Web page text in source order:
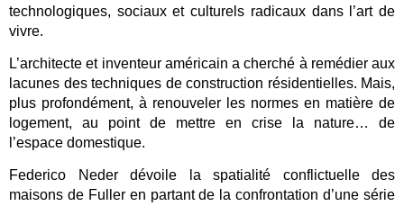
technologiques, sociaux et culturels radicaux dans l’art de
vivre.
L’architecte et inventeur américain a cherché à remédier aux
lacunes des techniques de construction résidentielles. Mais,
plus profondément, à renouveler les normes en matière de
logement, au point de mettre en crise la nature… de
l’espace domestique.
Federico Neder dévoile la spatialité conflictuelle des
maisons de Fuller en partant de la confrontation d’une série